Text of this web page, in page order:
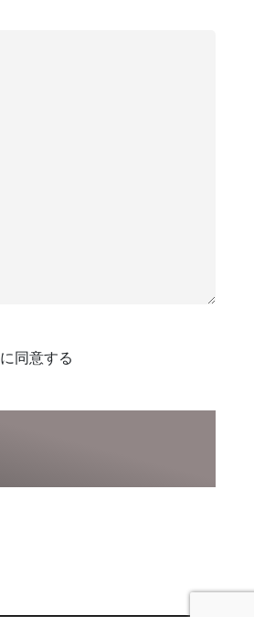
に同意する